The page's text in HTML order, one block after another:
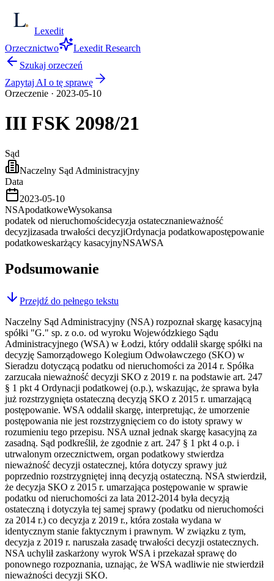
Lexedit
Orzecznictwo
Lexedit Research
Szukaj orzeczeń
Zapytaj AI o tę sprawę
Orzeczenie · 2023-05-10
III FSK 2098/21
Sąd
Naczelny Sąd Administracyjny
Data
2023-05-10
NSApodatkoweWysokansa
podatek od nieruchomościdecyzja ostatecznanieważność
decyzjizasada trwałości decyzjiOrdynacja podatkowapostępowanie
podatkoweskarżący kasacyjnyNSAWSA
Podsumowanie
Przejdź do pełnego tekstu
Naczelny Sąd Administracyjny (NSA) rozpoznał skargę kasacyjną
spółki "G." sp. z o.o. od wyroku Wojewódzkiego Sądu
Administracyjnego (WSA) w Łodzi, który oddalił skargę spółki na
decyzję Samorządowego Kolegium Odwoławczego (SKO) w
Sieradzu dotyczącą podatku od nieruchomości za 2014 r. Spółka
zarzucała nieważność decyzji SKO z 2019 r. na podstawie art. 247
§ 1 pkt 4 Ordynacji podatkowej (o.p.), wskazując, że sprawa była
już rozstrzygnięta ostateczną decyzją SKO z 2015 r. umarzającą
postępowanie. WSA oddalił skargę, interpretując, że umorzenie
postępowania nie jest rozstrzygnięciem co do istoty sprawy w
rozumieniu tego przepisu. NSA uznał jednak skargę kasacyjną za
zasadną. Sąd podkreślił, że zgodnie z art. 247 § 1 pkt 4 o.p. i
utrwalonym orzecznictwem, organ podatkowy stwierdza
nieważność decyzji ostatecznej, która dotyczy sprawy już
poprzednio rozstrzygniętej inną decyzją ostateczną. NSA stwierdził,
że decyzja SKO z 2015 r. umarzająca postępowanie w sprawie
podatku od nieruchomości za lata 2012-2014 była decyzją
ostateczną i dotyczyła tej samej sprawy (podatku od nieruchomości
za 2014 r.) co decyzja z 2019 r., która została wydana w
identycznym stanie faktycznym i prawnym. W związku z tym,
decyzja z 2019 r. naruszała zasadę trwałości decyzji ostatecznych.
NSA uchylił zaskarżony wyrok WSA i przekazał sprawę do
ponownego rozpoznania, uznając, że WSA wadliwie nie stwierdził
nieważności decyzji SKO.